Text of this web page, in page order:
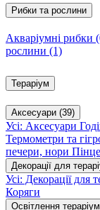
Рибки та рослини
Акваріумні рибки
рослини (1)
Тераріум
Аксесуари (39)
Усі: Аксесуари
Термометри та
печери, нори
Декорації для
Усі: Декорації для
Коряги
Освітлення